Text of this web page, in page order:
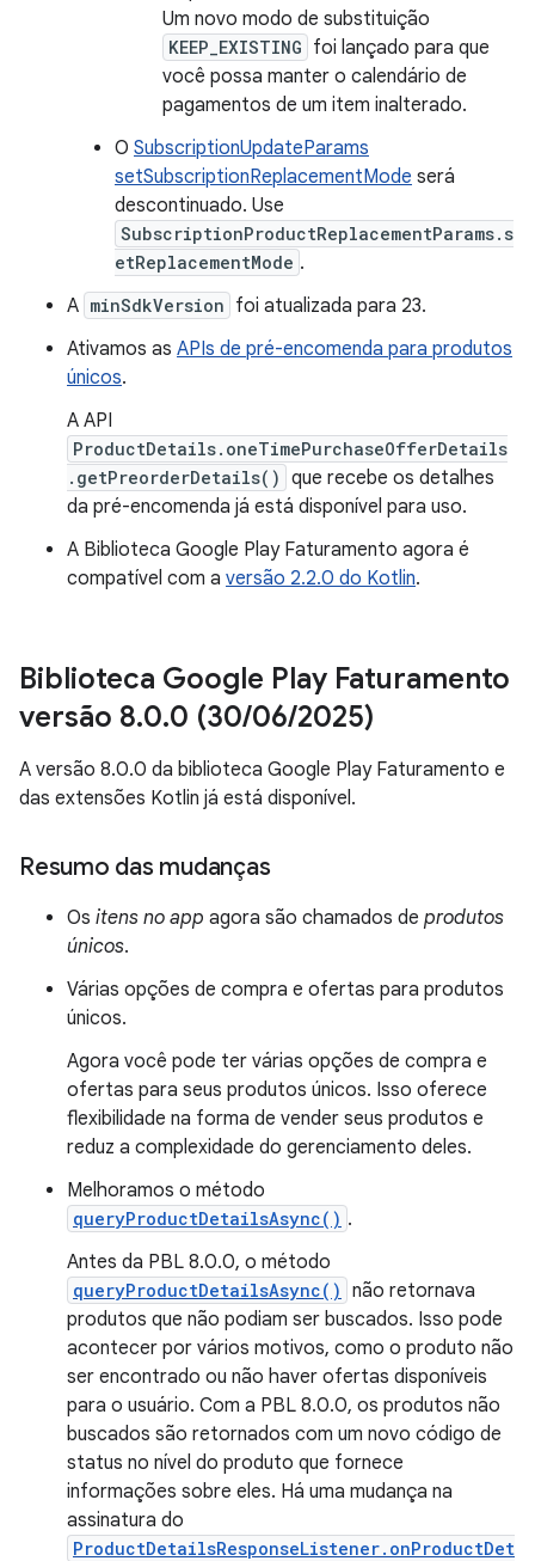
Um novo modo de substituição
KEEP_EXISTING foi lançado para que
você possa manter o calendário de
pagamentos de um item inalterado.
O SubscriptionUpdateParams
setSubscriptionReplacementMode será
descontinuado. Use
SubscriptionProductReplacementParams.s
etReplacementMode .
A minSdkVersion foi atualizada para 23.
Ativamos as APIs de pré-encomenda para produtos
únicos.
A API
ProductDetails.oneTimePurchaseOfferDetails
.getPreorderDetails() que recebe os detalhes
da pré-encomenda já está disponível para uso.
A Biblioteca Google Play Faturamento agora é
compatível com a versão 2.2.0 do Kotlin.
Biblioteca Google Play Faturamento
versão 8.0.0 (30/06/2025)
A versão 8.0.0 da biblioteca Google Play Faturamento e
das extensões Kotlin já está disponível.
Resumo das mudanças
Os itens no app agora são chamados de produtos
únicos.
Várias opções de compra e ofertas para produtos
únicos.
Agora você pode ter várias opções de compra e
ofertas para seus produtos únicos. Isso oferece
flexibilidade na forma de vender seus produtos e
reduz a complexidade do gerenciamento deles.
Melhoramos o método
queryProductDetailsAsync() .
Antes da PBL 8.0.0, o método
queryProductDetailsAsync() não retornava
produtos que não podiam ser buscados. Isso pode
acontecer por vários motivos, como o produto não
ser encontrado ou não haver ofertas disponíveis
para o usuário. Com a PBL 8.0.0, os produtos não
buscados são retornados com um novo código de
status no nível do produto que fornece
informações sobre eles. Há uma mudança na
assinatura do
ProductDetailsResponseListener.onProductDet